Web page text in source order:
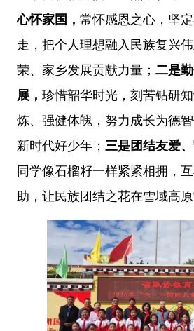
心怀家国， 常怀感恩之心，坚
走，把个人理想融入民族复兴
荣、家乡发展贡献力量； 二是
展， 珍惜韶华时光，刻苦钻研
炼、强健体魄，努力成长为德
新时代好少年； 三是团结友爱
同学像石榴籽一样紧紧相拥，
助，让民族团结之花在雪域高原